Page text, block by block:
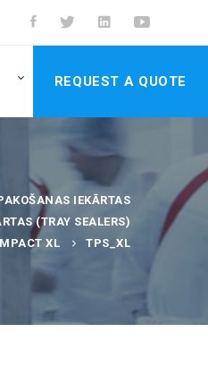
REQUEST A QUOTE
IEKĀRTAS
(TRAY SEALERS)
XL
TPS_XL